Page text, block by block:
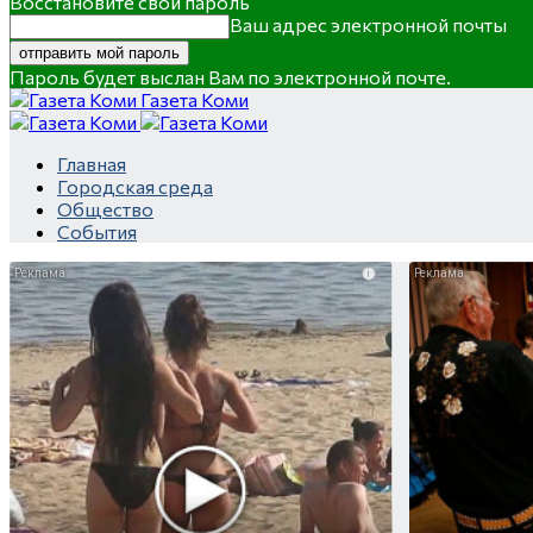
Ваш адрес электронной почты
Пароль будет выслан Вам по электронной почте.
Газета Коми
Главная
Городская среда
Общество
События
i